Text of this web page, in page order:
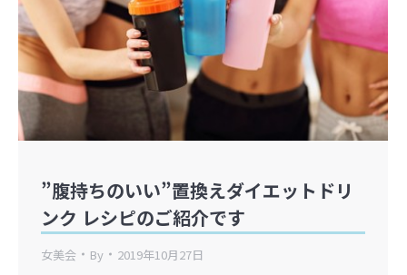
”腹持ちのいい”置換えダイエットドリ
ンク レシピのご紹介です
女美会 By 2019年10月27日